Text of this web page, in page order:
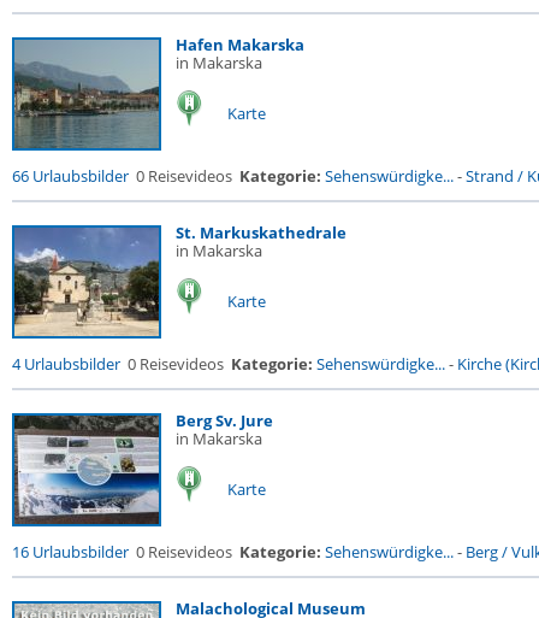
Hafen Makarska
in Makarska
Karte
66 Urlaubsbilder 0 Reisevideos Kategorie: Sehenswürdigke...-Strand /
St. Markuskathedrale
in Makarska
Karte
4 Urlaubsbilder 0 Reisevideos Kategorie: Sehenswürdigke...- Kirche
Berg Sv. Jure
in Makarska
Karte
16 Urlaubsbilder 0 Reisevideos Kategorie: Sehenswürdigke...- Berg /
Malachological Museum